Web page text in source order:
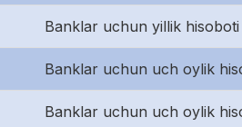
Banklar uchun yillik hisoboti
Banklar uchun uch oylik
Banklar uchun uch oylik